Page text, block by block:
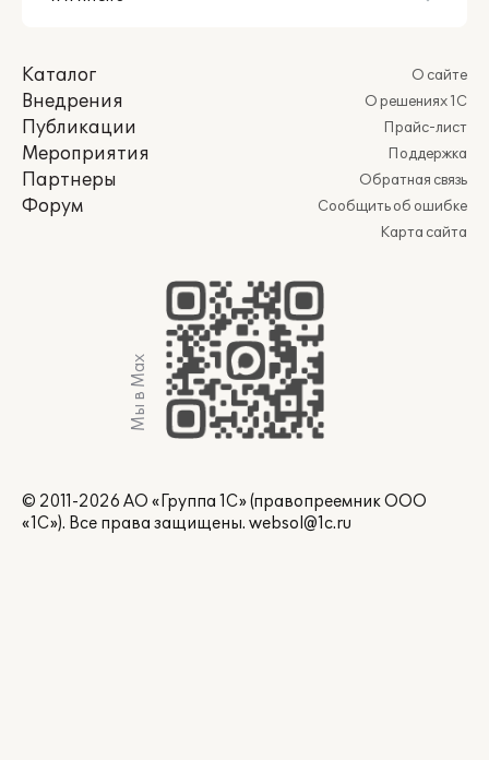
Каталог
Внедрения
Публикации
Мероприятия
Партнеры
Форум
О сайте
О решениях 1С
Прайс-лист
Поддержка
Обратная связь
Сообщить об ошибке
Карта сайта
Мы в Max
© 2011-2026 АО «Группа 1С» (правопреемник ООО
«1С»). Все права защищены. websol@1c.ru